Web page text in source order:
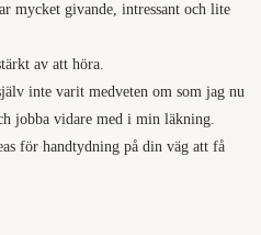
mycket givande, intressant och lite
av att höra.
inte varit medveten om som jag nu
jobba vidare med i min läkning.
för handtydning på din väg att få